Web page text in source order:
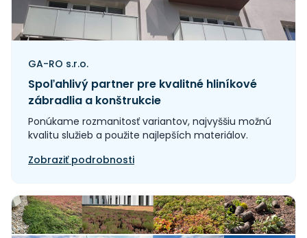
GA-RO s.r.o.
Spoľahlivý partner pre kvalitné hliníkové
zábradlia a konštrukcie
Ponúkame rozmanitosť variantov, najvyššiu možnú
kvalitu služieb a použite najlepších materiálov.
Zobraziť podrobnosti